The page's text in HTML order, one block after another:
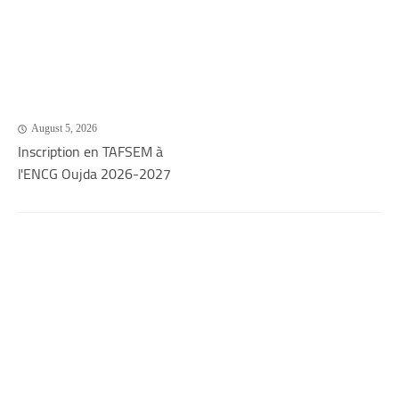
August 5, 2026
Inscription en TAFSEM à
l'ENCG Oujda 2026-2027